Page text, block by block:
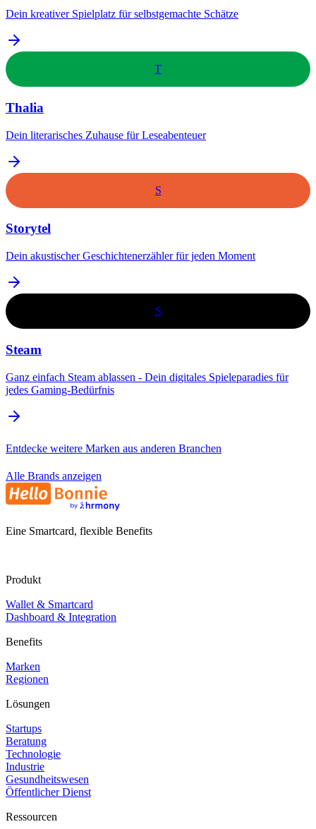
Dein kreativer Spielplatz für selbstgemachte Schätze
T
Thalia
Dein literarisches Zuhause für Leseabenteuer
S
Storytel
Dein akustischer Geschichtenerzähler für jeden Moment
S
Steam
Ganz einfach Steam ablassen - Dein digitales Spieleparadies für
jedes Gaming-Bedürfnis
Entdecke weitere Marken aus anderen Branchen
Alle Brands anzeigen
Eine Smartcard, flexible Benefits
Produkt
Wallet & Smartcard
Dashboard & Integration
Benefits
Marken
Regionen
Lösungen
Startups
Beratung
Technologie
Industrie
Gesundheitswesen
Öffentlicher Dienst
Ressourcen